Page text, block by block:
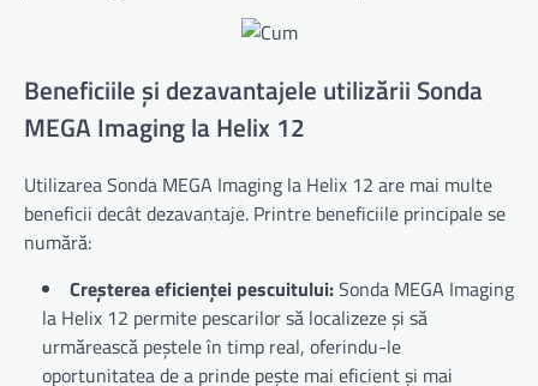
Beneficiile și dezavantajele utilizării Sonda
MEGA Imaging la Helix 12
Utilizarea Sonda MEGA Imaging la Helix 12 are mai multe
beneficii decât dezavantaje. Printre beneficiile principale se
numără:
Creșterea eficienței pescuitului:Sonda MEGA Imaging
la Helix 12 permite pescarilor să localizeze și să
urmărească peștele în timp real, oferindu-le
oportunitatea de a prinde pește mai eficient și mai